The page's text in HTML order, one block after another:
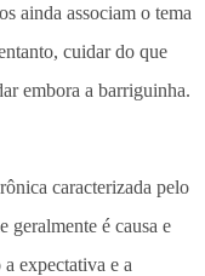
ainda associam o tema
cuidar do que
embora a barriguinha.
caracterizada pelo
geralmente é causa e
expectativa e a